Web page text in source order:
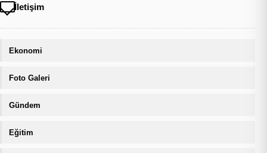
İletişim
Ekonomi
Foto Galeri
Gündem
Eğitim